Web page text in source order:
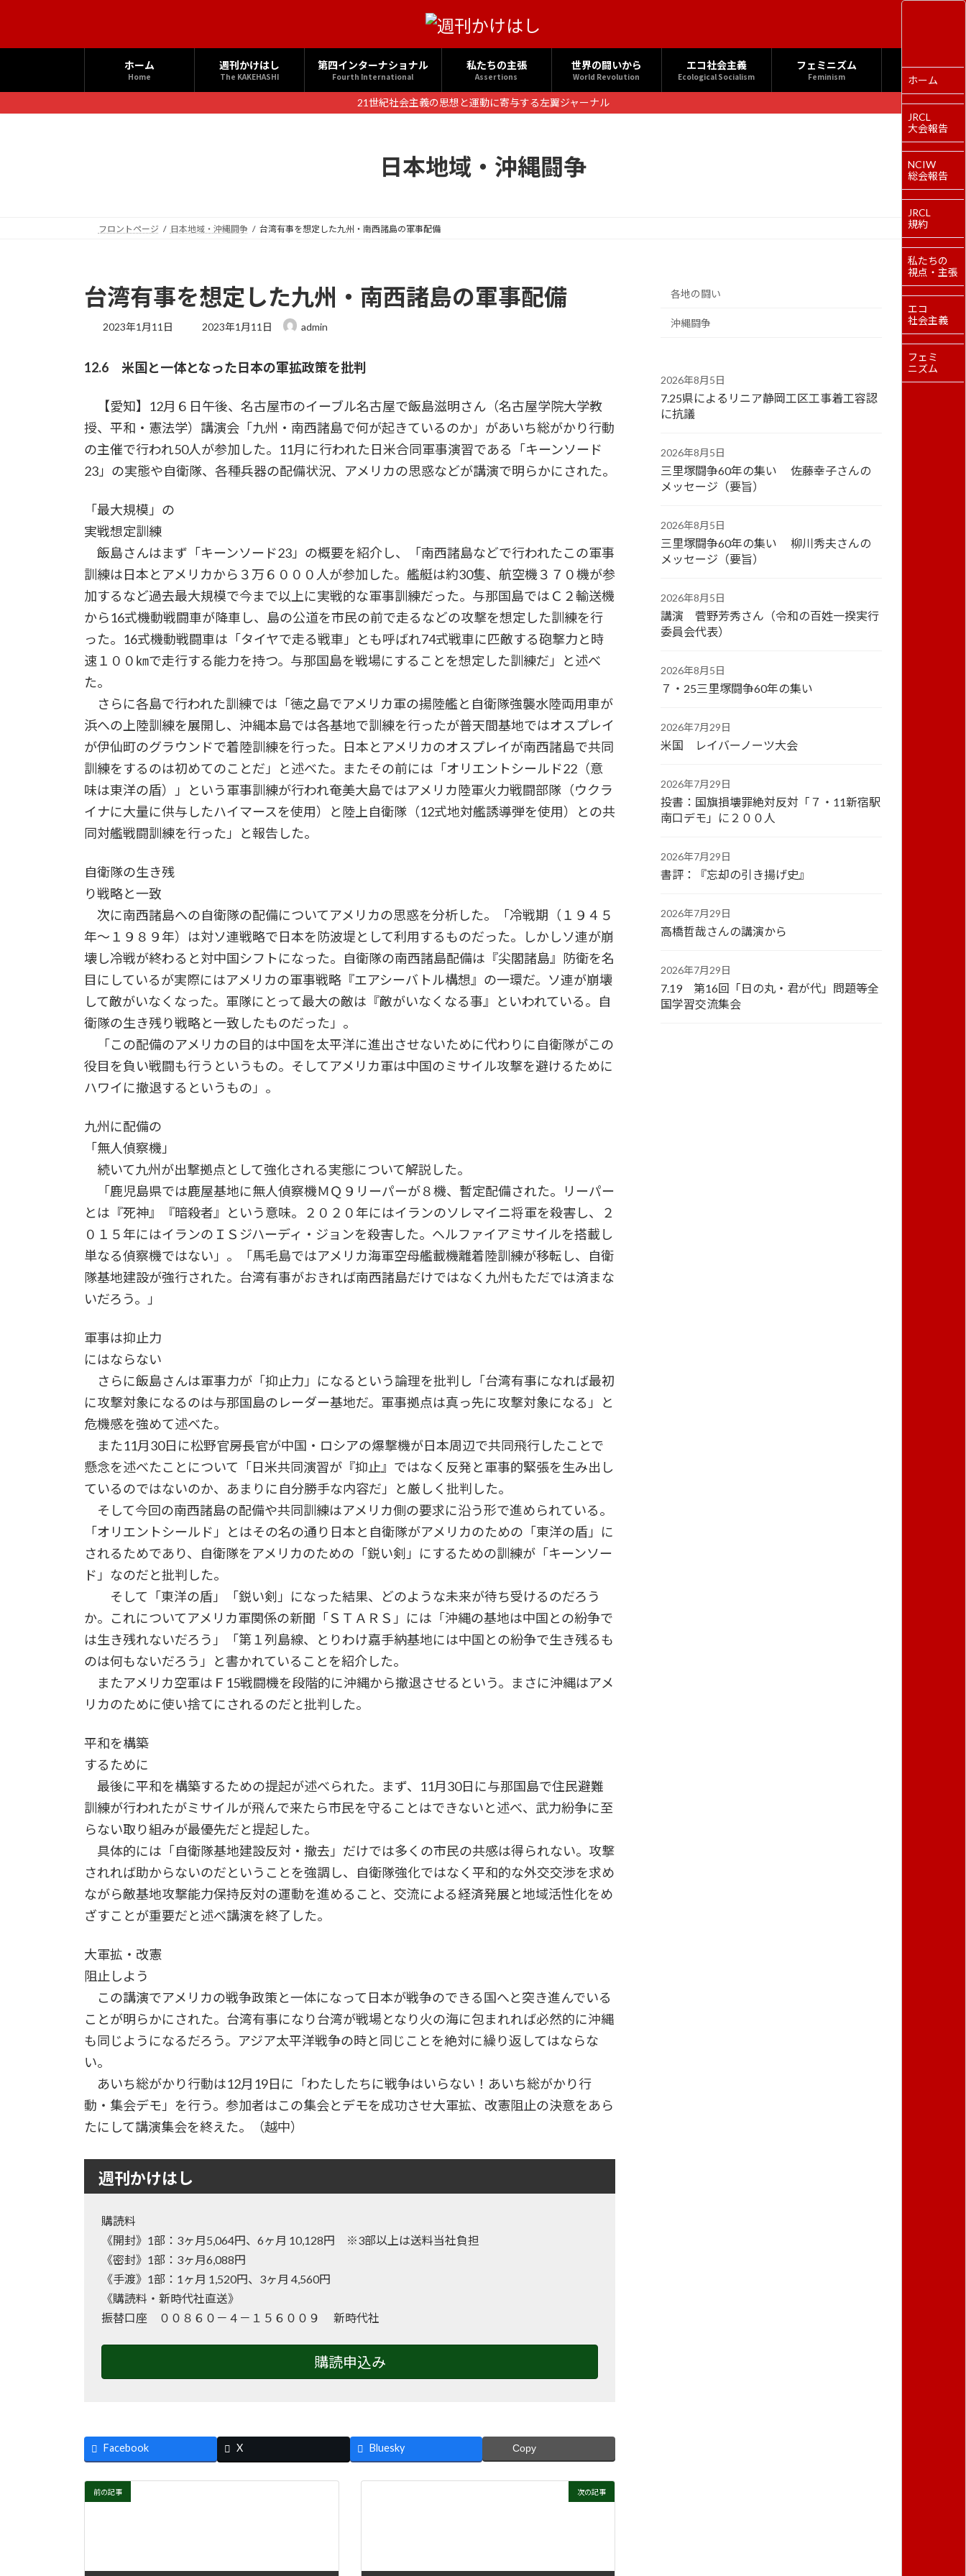
へ
ス
ョ
ン
ホーム
Home
週刊かけはし
The KAKEHASHI
第四インターナショナル
Fourth International
私たちの主張
Assertions
世界の闘いから
World Revolution
エコ社会主義
Ecological Socialism
フェミニズム
Feminism
21世紀社会主義の思想と運動に寄与する左翼ジャーナル
日本地域・沖縄闘争
フロントページ 日本地域・沖縄闘争 台湾有事を想定した九州・南西諸島の軍事配備
台湾有事を想定した九州・南西諸島の軍事配備
2023年1月11日
最
新
:
2023年1月11日 admin
12.6 米国と一体となった日本の軍拡政策を批判
【愛知】12月６日午後、名古屋市のイーブル名古屋で飯島滋明さん（名古屋学院大学教
授、平和・憲法学）講演会「九州・南西諸島で何が起きているのか」があいち総がかり行動
の主催で行われ50人が参加した。11月に行われた日米合同軍事演習である「キーンソード
23」の実態や自衛隊、各種兵器の配備状況、アメリカの思惑などが講演で明らかにされた。
「最大規模」の
実戦想定訓練
飯島さんはまず「キーンソード23」の概要を紹介し、「南西諸島などで行われたこの軍事
訓練は日本とアメリカから３万６０００人が参加した。艦艇は約30隻、航空機３７０機が参
加するなど過去最大規模で今まで以上に実戦的な軍事訓練だった。与那国島ではＣ２輸送機
から16式機動戦闘車が降車し、島の公道を市民の前で走るなどの攻撃を想定した訓練を行
った。16式機動戦闘車は「タイヤで走る戦車」とも呼ばれ74式戦車に匹敵する砲撃力と時
速１００㎞で走行する能力を持つ。与那国島を戦場にすることを想定した訓練だ」と述べ
た。
さらに各島で行われた訓練では「徳之島でアメリカ軍の揚陸艦と自衛隊強襲水陸両用車が
浜への上陸訓練を展開し、沖縄本島では各基地で訓練を行ったが普天間基地ではオスプレイ
が伊仙町のグラウンドで着陸訓練を行った。日本とアメリカのオスプレイが南西諸島で共同
訓練をするのは初めてのことだ」と述べた。またその前には「オリエントシールド22（意
味は東洋の盾）」という軍事訓練が行われ奄美大島ではアメリカ陸軍火力戦闘部隊（ウクラ
イナに大量に供与したハイマースを使用）と陸上自衛隊（12式地対艦誘導弾を使用）との共
同対艦戦闘訓練を行った」と報告した。
自衛隊の生き残
り戦略と一致
次に南西諸島への自衛隊の配備についてアメリカの思惑を分析した。「冷戦期（１９４５
年～１９８９年）は対ソ連戦略で日本を防波堤として利用するものだった。しかしソ連が崩
壊し冷戦が終わると対中国シフトになった。自衛隊の南西諸島配備は『尖閣諸島』防衛を名
目にしているが実際にはアメリカの軍事戦略『エアシーバトル構想』の一環だ。ソ連が崩壊
して敵がいなくなった。軍隊にとって最大の敵は『敵がいなくなる事』といわれている。自
衛隊の生き残り戦略と一致したものだった」。
「この配備のアメリカの目的は中国を太平洋に進出させないために代わりに自衛隊がこの
役目を負い戦闘も行うというもの。そしてアメリカ軍は中国のミサイル攻撃を避けるために
ハワイに撤退するというもの」。
九州に配備の
「無人偵察機」
続いて九州が出撃拠点として強化される実態について解説した。
「鹿児島県では鹿屋基地に無人偵察機ＭＱ９リーパーが８機、暫定配備された。リーパー
とは『死神』『暗殺者』という意味。２０２０年にはイランのソレマイニ将軍を殺害し、２
０１５年にはイランのＩＳジハーディ・ジョンを殺害した。ヘルファイアミサイルを搭載し
単なる偵察機ではない」。「馬毛島ではアメリカ海軍空母艦載機離着陸訓練が移転し、自衛
隊基地建設が強行された。台湾有事がおきれば南西諸島だけではなく九州もただでは済まな
いだろう。」
軍事は抑止力
にはならない
さらに飯島さんは軍事力が「抑止力」になるという論理を批判し「台湾有事になれば最初
に攻撃対象になるのは与那国島のレーダー基地だ。軍事拠点は真っ先に攻撃対象になる」と
危機感を強めて述べた。
また11月30日に松野官房長官が中国・ロシアの爆撃機が日本周辺で共同飛行したことで
懸念を述べたことについて「日米共同演習が『抑止』ではなく反発と軍事的緊張を生み出し
ているのではないのか、あまりに自分勝手な内容だ」と厳しく批判した。
そして今回の南西諸島の配備や共同訓練はアメリカ側の要求に沿う形で進められている。
「オリエントシールド」とはその名の通り日本と自衛隊がアメリカのための「東洋の盾」に
されるためであり、自衛隊をアメリカのための「鋭い剣」にするための訓練が「キーンソー
ド」なのだと批判した。
そして「東洋の盾」「鋭い剣」になった結果、どのような未来が待ち受けるのだろう
か。これについてアメリカ軍関係の新聞「ＳＴＡＲＳ」には「沖縄の基地は中国との紛争で
は生き残れないだろう」「第１列島線、とりわけ嘉手納基地には中国との紛争で生き残るも
のは何もないだろう」と書かれていることを紹介した。
またアメリカ空軍はＦ15戦闘機を段階的に沖縄から撤退させるという。まさに沖縄はアメ
リカのために使い捨てにされるのだと批判した。
平和を構築
するために
最後に平和を構築するための提起が述べられた。まず、11月30日に与那国島で住民避難
訓練が行われたがミサイルが飛んで来たら市民を守ることはできないと述べ、武力紛争に至
らない取り組みが最優先だと提起した。
具体的には「自衛隊基地建設反対・撤去」だけでは多くの市民の共感は得られない。攻撃
されれば助からないのだということを強調し、自衛隊強化ではなく平和的な外交交渉を求め
ながら敵基地攻撃能力保持反対の運動を進めること、交流による経済発展と地域活性化をめ
ざすことが重要だと述べ講演を終了した。
大軍拡・改憲
阻止しよう
この講演でアメリカの戦争政策と一体になって日本が戦争のできる国へと突き進んでいる
ことが明らかにされた。台湾有事になり台湾が戦場となり火の海に包まれれば必然的に沖縄
も同じようになるだろう。アジア太平洋戦争の時と同じことを絶対に繰り返してはならな
い。
あいち総がかり行動は12月19日に「わたしたちに戦争はいらない！あいち総がかり行
動・集会デモ」を行う。参加者はこの集会とデモを成功させ大軍拡、改憲阻止の決意をあら
たにして講演集会を終えた。（越中）
週刊かけはし
購読料
《開封》1部：3ヶ月5,064円、6ヶ月 10,128円 ※3部以上は送料当社負担
《密封》1部：3ヶ月6,088円
《手渡》1部：1ヶ月 1,520円、3ヶ月 4,560円
《購読料・新時代社直送》
振替口座 ００８６０－４－１５６００９ 新時代社
購読申込み
Facebook X Bluesky Copy
前の記事 次の記事
各地の闘い
沖縄闘争
2026年8月5日
7.25県によるリニア静岡工区工事着工容認
に抗議
2026年8月5日
三里塚闘争60年の集い 佐藤幸子さんの
メッセージ（要旨）
2026年8月5日
三里塚闘争60年の集い 柳川秀夫さんの
メッセージ（要旨）
2026年8月5日
講演 菅野芳秀さん（令和の百姓一揆実行
委員会代表）
2026年8月5日
７・25三里塚闘争60年の集い
2026年7月29日
米国 レイバーノーツ大会
2026年7月29日
投書：国旗損壊罪絶対反対「７・11新宿駅
南口デモ」に２００人
2026年7月29日
書評：『忘却の引き揚げ史』
2026年7月29日
高橋哲哉さんの講演から
2026年7月29日
7.19 第16回「日の丸・君が代」問題等全
国学習交流集会
ホーム
JRCL
大会報告
NCIW
総会報告
JRCL
規約
私たちの
視点・主張
エコ
社会主義
フェミ
ニズム